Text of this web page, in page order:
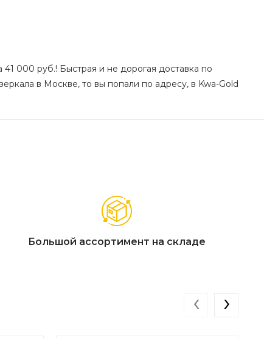
000 руб.! Быстрая и не дорогая доставка по
в Москве, то вы попали по адресу, в Kwa-Gold
Большой ассортимент на складе
‹ ›